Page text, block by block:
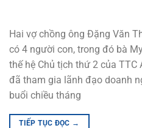
Hai vợ chồng ông Đặng Văn
có 4 người con, trong đó bà
thế hệ Chủ tịch thứ 2 của
đã tham gia lãnh đạo doanh
buổi chiều tháng
TIẾP TỤC ĐỌC →